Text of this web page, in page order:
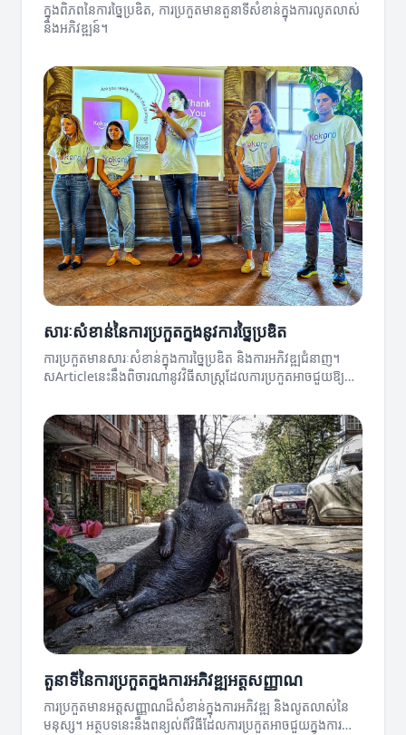
ក្នុងពិភពនៃការច្នៃប្រឌិត, ការប្រកួតមានតួនាទីសំខាន់ក្នុងការលូតលាស់
និងអភិវឌ្ឍន៍។
សារៈសំខាន់នៃការប្រកួតក្នុងនូវការច្នៃប្រឌិត
ការប្រកួតមានសារៈសំខាន់ក្នុងការច្នៃប្រឌិត និងការអភិវឌ្ឍជំនាញ។
សArticleនេះនឹងពិចារណានូវវិធីសាស្ត្រដែលការប្រកួតអាចជួយឱ្យ
តួនាទីនៃការប្រកួតក្នុងការអភិវឌ្ឍអត្តសញ្ញាណ
ការប្រកួតមានអត្តសញ្ញាណដ៏សំខាន់ក្នុងការអភិវឌ្ឍ និងលូតលាស់នៃ
មនុស្ស។ អត្ថបទនេះនឹងពន្យល់ពីវិធីដែលការប្រកួតអាចជួយក្នុងការ